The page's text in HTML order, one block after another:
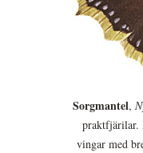
Sorgmantel,
praktfjärilar.
vingar med